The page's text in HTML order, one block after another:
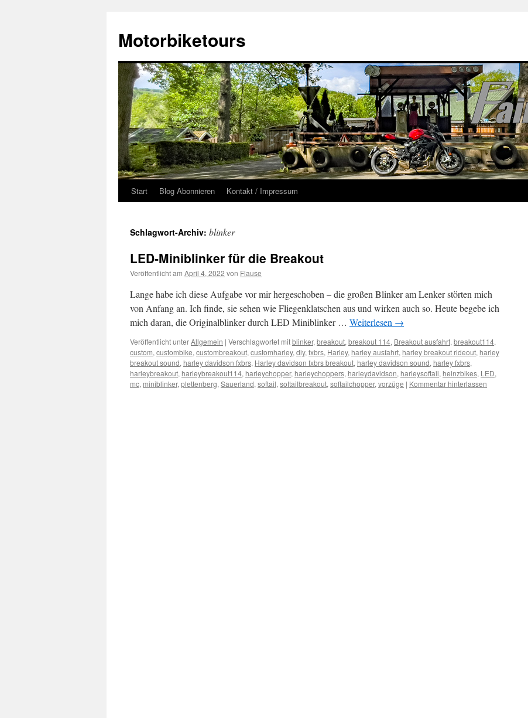
springen
Motorbiketours
Start Blog Abonnieren Kontakt / Impressum
Schlagwort-Archiv: blinker
LED-Miniblinker für die Breakout
Veröffentlicht am April 4, 2022 von Flause
Lange habe ich diese Aufgabe vor mir hergeschoben – die großen Blinker am Lenker störten mich
von Anfang an. Ich finde, sie sehen wie Fliegenklatschen aus und wirken auch so. Heute begebe ich
mich daran, die Originalblinker durch LED Miniblinker … Weiterlesen →
Veröffentlicht unterAllgemein | Verschlagwortet mitblinker, breakout, breakout 114, Breakout ausfahrt, breakout114,
custom, custombike, custombreakout, customharley, diy, fxbrs, Harley, harley ausfahrt, harley breakout rideout, harley
breakout sound, harley davidson fxbrs, Harley davidson fxbrs breakout, harley davidson sound, harley fxbrs,
harleybreakout, harleybreakout114, harleychopper, harleychoppers, harleydavidson, harleysoftail, heinzbikes, LED,
mc, miniblinker, plettenberg, Sauerland, softail, softailbreakout, softailchopper, vorzüge | Kommentar hinterlassen